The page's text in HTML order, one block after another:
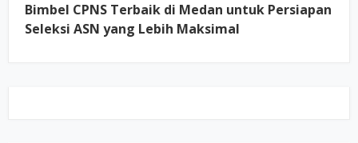
Bimbel CPNS Terbaik di Medan untuk Persiapan
Seleksi ASN yang Lebih Maksimal